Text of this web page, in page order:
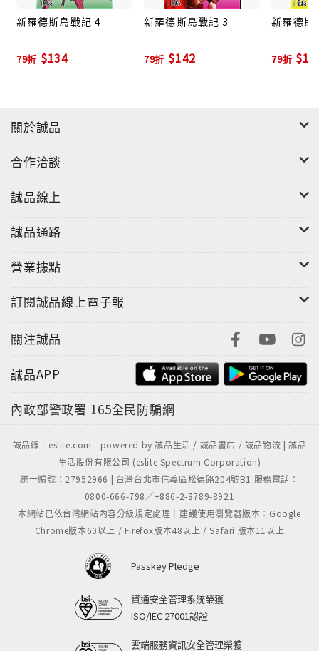
新羅德斯島戰記 4
79折 $134
新羅德斯島戰記 3
79折 $142
新羅德斯
79折
關於誠品
合作洽談
誠品線上
誠品通路
營業據點
訂閱誠品線上電子報
關注誠品
誠品APP
內政部警政署 165全民防騙網
誠品線上eslite.com - powered by 誠品生活 / 誠品書店 / 誠品物流 | 誠品
生活股份有限公司 (eslite Spectrum Corporation)
統一編號：27952966 | 台灣台北市信義區松德路204號B1 服務電話：
0800-666-798／+886-2-8789-8921
本網站已依台灣網站內容分級規定處理｜建議使用瀏覽器版本：Google
Chrome版本60以上 / Firefox版本48以上 / Safari 版本11以上
Passkey Pledge
資通安全管理系統榮獲
ISO/IEC 27001認證
雲端服務資訊安全管理榮獲